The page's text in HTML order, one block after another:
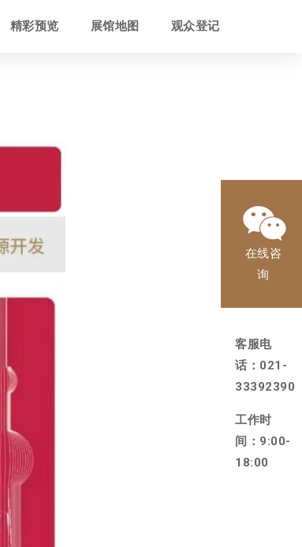
精彩预览 展馆地图 观众登记
在线咨
询
客服电
话：021-
33392390
工作时
间：9:00-
18:00